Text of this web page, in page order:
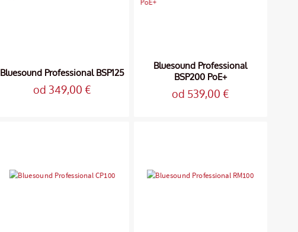
Bluesound Professional BSP125
od 349,00 €
Bluesound Professional
BSP200 PoE+
od 539,00 €